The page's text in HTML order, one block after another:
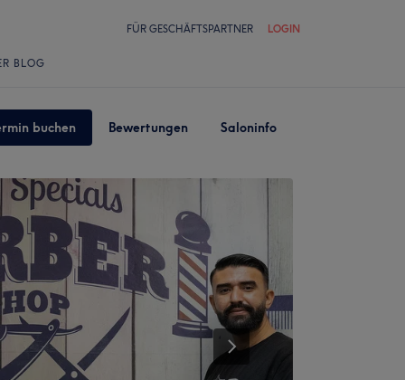
FÜR GESCHÄFTSPARTNER LOGIN
BLOG
buchen Bewertungen Saloninfo